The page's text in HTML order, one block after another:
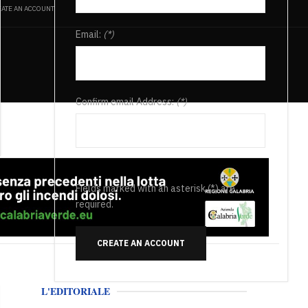
AN ACCOUNT
Email: (*)
Confirm email Address:(*)
Fields marked with an asterisk (*) are
required.
CREATE AN ACCOUNT
L'EDITORIALE